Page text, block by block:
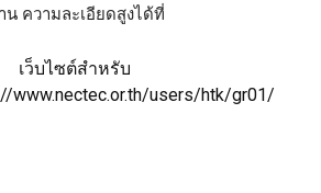
ความละเอียดสูงได้ที่
เว็บไซต์สำหรับ
www.nectec.or.th/users/htk/gr01/